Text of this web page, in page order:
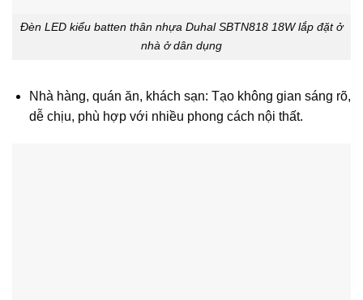
Đèn LED kiểu batten thân nhựa Duhal SBTN818 18W lắp đặt ở
nhà ở dân dụng
Nhà hàng, quán ăn, khách sạn: Tạo không gian sáng rõ,
dễ chịu, phù hợp với nhiều phong cách nội thất.